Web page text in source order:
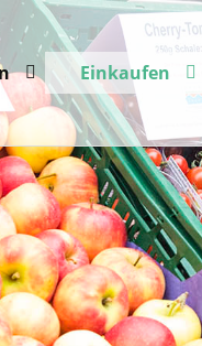
Einkaufen